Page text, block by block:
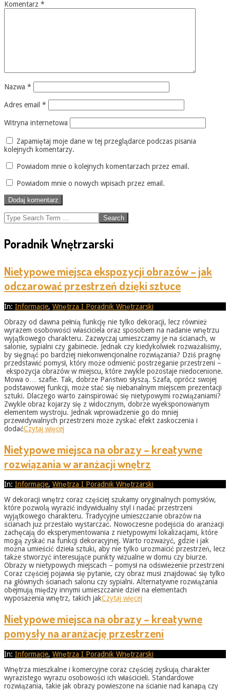
Komentarz *
Nazwa *
Adres email *
Witryna internetowa
Zapamiętaj moje dane w tej przeglądarce podczas pisania
kolejnych komentarzy.
Powiadom mnie o kolejnych komentarzach przez email.
Powiadom mnie o nowych wpisach przez email.
Search
Poradnik Wnętrzarski
Nietypowe miejsca ekspozycji obrazów – jak
odczarować przestrzeń dzięki sztuce
2026-
31
In: Informacje, Wnętrza I Poradnik Wnętrzarski
Obrazy od dawna pełnią funkcję nie tylko dekoracji, lecz również
wyrazem osobowości właściciela oraz sposobem na nadanie wnętrzu
wyjątkowego charakteru. Zazwyczaj umieszczamy je na ścianach, w
salonie, sypialni czy gabinecie. Jednak czy kiedykolwiek rozważaliśmy,
by sięgnąć po bardziej niekonwencjonalne rozwiązania? Dziś pragnę
przedstawić pomysł, który może odmienić postrzeganie przestrzeni –
ekspozycja obrazów w miejscu, które zwykle pozostaje niedocenione.
Mowa o… szafie. Tak, dobrze Państwo słyszą. Szafa, oprócz swojej
podstawowej funkcji, może stać się niebanalnym miejscem prezentacji
sztuki. Dlaczego warto zainspirować się nietypowymi rozwiązaniami?
Zwykle obraz kojarzy się z widocznym, dobrze wyeksponowanym
elementem wystroju. Jednak wprowadzenie go do mniej
przewidywalnych przestrzeni może zyskać efekt zaskoczenia i
dodaćCzytaj więcej
Nietypowe miejsca na obrazy – kreatywne
rozwiązania w aranżacji wnętrz
2026-
31
In: Informacje, Wnętrza I Poradnik Wnętrzarski
W dekoracji wnętrz coraz częściej szukamy oryginalnych pomysłów,
które pozwolą wyrazić indywidualny styl i nadać przestrzeni
wyjątkowego charakteru. Tradycyjne umieszczanie obrazów na
ścianach już przestało wystarczać. Nowoczesne podejścia do aranżacji
zachęcają do eksperymentowania z nietypowymi lokalizacjami, które
mogą zyskać na funkcji dekoracyjnej. Warto rozważyć, gdzie i jak
można umieścić dzieła sztuki, aby nie tylko urozmaicić przestrzeń, lecz
także stworzyć interesujące punkty wizualne w domu czy biurze.
Obrazy w nietypowych miejscach – pomysł na odświeżenie przestrzeni
Coraz częściej pojawia się pytanie, czy obraz musi znajdować się tylko
na głównych ścianach salonu czy sypialni. Alternatywne rozwiązania
obejmują między innymi umieszczanie dzieł na elementach
wyposażenia wnętrz, takich jakCzytaj więcej
Nietypowe miejsca na obrazy – kreatywne
pomysły na aranżację przestrzeni
2026-
31
In: Informacje, Wnętrza I Poradnik Wnętrzarski
Wnętrza mieszkalne i komercyjne coraz częściej zyskują charakter
wyrazistego wyrazu osobowości ich właścicieli. Standardowe
rozwiązania, takie jak obrazy powieszone na ścianie nad kanapą czy